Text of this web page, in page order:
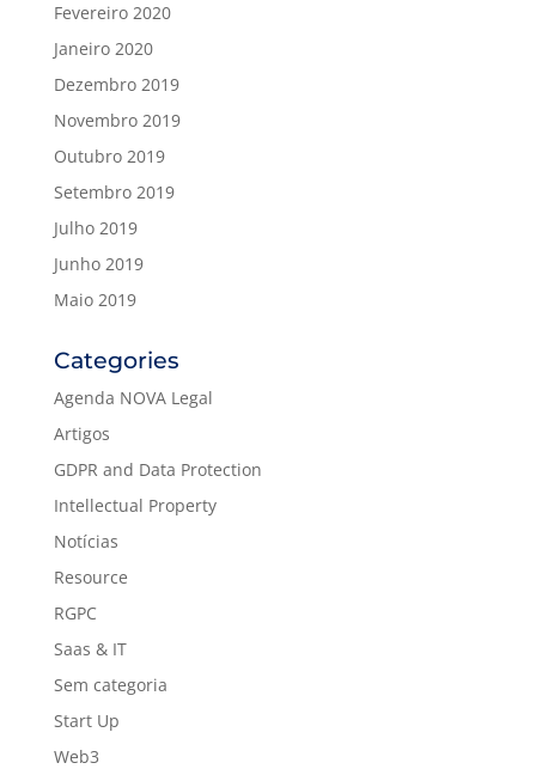
Fevereiro 2020
Janeiro 2020
Dezembro 2019
Novembro 2019
Outubro 2019
Setembro 2019
Julho 2019
Junho 2019
Maio 2019
Categories
Agenda NOVA Legal
Artigos
GDPR and Data Protection
Intellectual Property
Notícias
Resource
RGPC
Saas & IT
Sem categoria
Start Up
Web3